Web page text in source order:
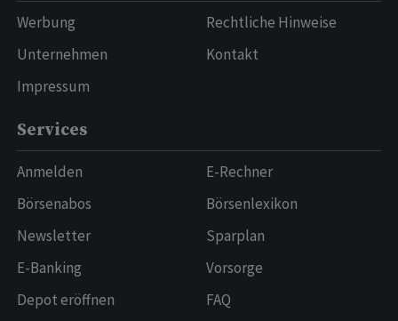
Werbung
Unternehmen
Impressum
Rechtliche Hinweise
Kontakt
Services
Anmelden
Börsenabos
Newsletter
E-Banking
Depot eröffnen
E-Rechner
Börsenlexikon
Sparplan
Vorsorge
FAQ